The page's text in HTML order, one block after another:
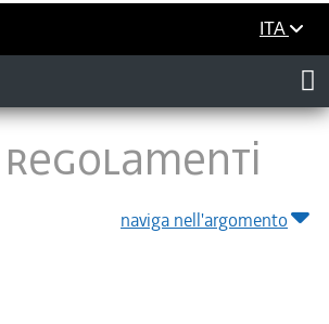
ITA
naviga nell'argomento